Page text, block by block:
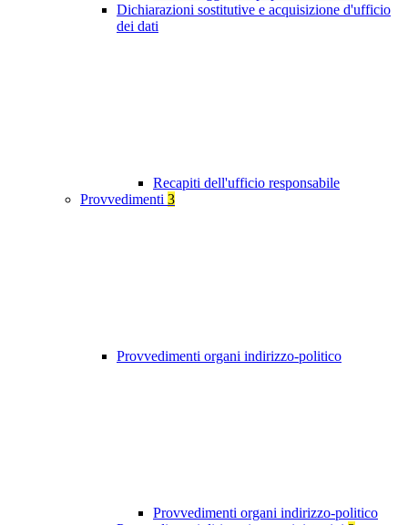
Dichiarazioni sostitutive e acquisizione d'ufficio
dei dati
Recapiti dell'ufficio responsabile
Provvedimenti 3
Provvedimenti organi indirizzo-politico
Provvedimenti organi indirizzo-politico